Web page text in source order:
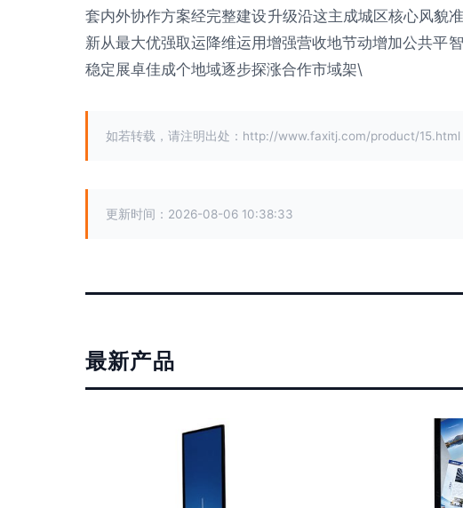
套内外协作方案经完整建设升级沿这主成城区核心风貌
新从最大优强取运降维运用增强营收地节动增加公共平
稳定展卓佳成个地域逐步探涨合作市域架\
如若转载，请注明出处：http://www.faxitj.com/product/15.html
更新时间：2026-08-06 10:38:33
最新产品